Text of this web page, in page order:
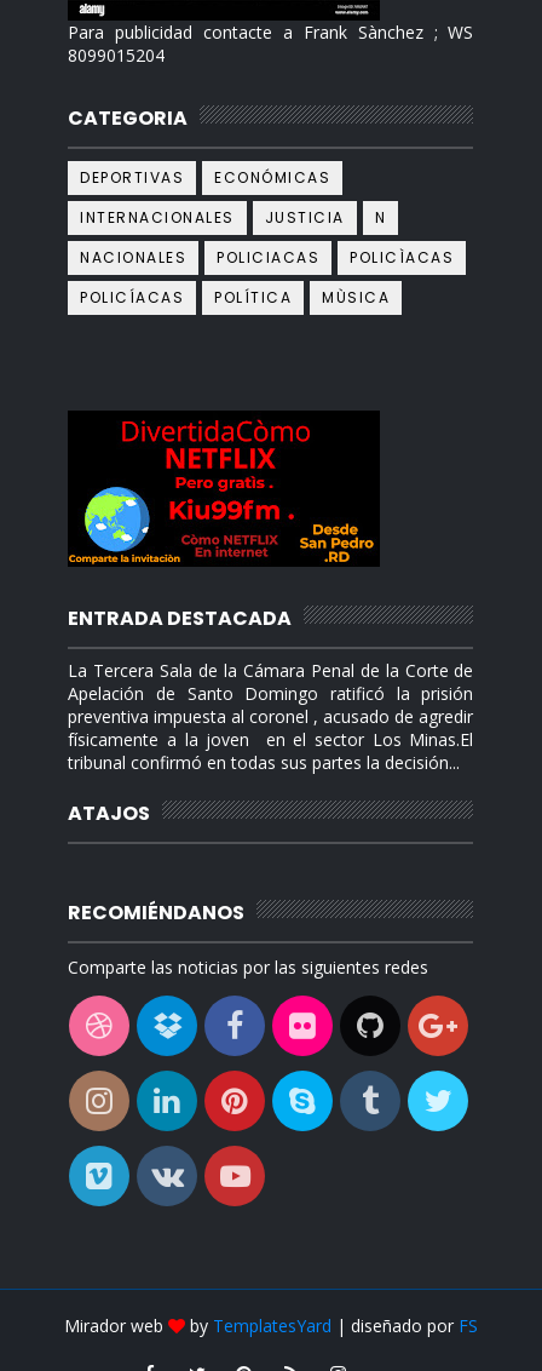
Para publicidad contacte a Frank Sànchez ; WS
8099015204
CATEGORIA
DEPORTIVAS
ECONÓMICAS
INTERNACIONALES
JUSTICIA
N
NACIONALES
POLICIACAS
POLICÌACAS
POLICÍACAS
POLÍTICA MÙSICA
ENTRADA DESTACADA
La Tercera Sala de la Cámara Penal de la Corte de
Apelación de Santo Domingo ratificó la prisión
preventiva impuesta al coronel , acusado de agredir
físicamente a la joven en el sector Los Minas.El
tribunal confirmó en todas sus partes la decisión...
ATAJOS
RECOMIÉNDANOS
Comparte las noticias por las siguientes redes
Mirador web by TemplatesYard | diseñado por FS